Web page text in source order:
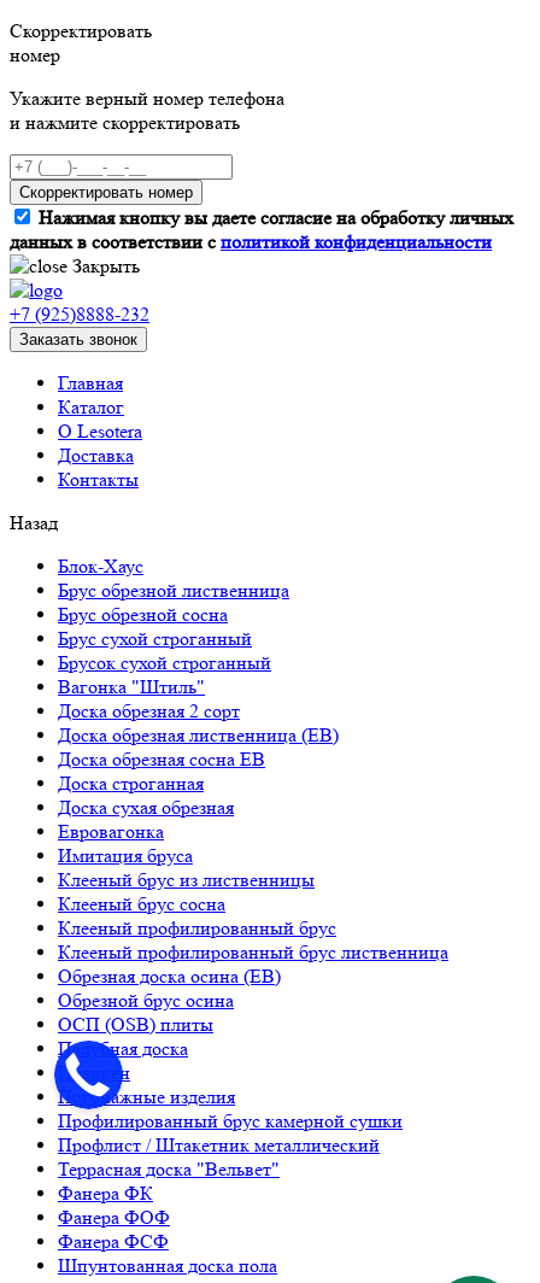
Скорректировать
номер
Укажите верный номер телефона
и нажмите скорректировать
Скорректировать номер
Нажимая кнопку вы даете согласие на обработку личных
данных в соответствии сполитикой конфиденциальности
Закрыть
+7 (925)8888-232
Заказать звонок
Главная
Каталог
О Lesotera
Доставка
Контакты
Назад
Блок-Хаус
Брус обрезной лиственница
Брус обрезной сосна
Брус сухой строганный
Брусок сухой строганный
Вагонка "Штиль"
Доска обрезная 2 сорт
Доска обрезная лиственница (ЕВ)
Доска обрезная сосна ЕВ
Доска строганная
Доска сухая обрезная
Евровагонка
Имитация бруса
Клееный брус из лиственницы
Клееный брус сосна
Клееный профилированный брус
Клееный профилированный брус лиственница
Обрезная доска осина (ЕВ)
Обрезной брус осина
ОСП (OSB) плиты
Палубная доска
Планкен
Погонажные изделия
Профилированный брус камерной сушки
Профлист / Штакетник металлический
Террасная доска "Вельвет"
Фанера ФК
Фанера ФОФ
Фанера ФСФ
Шпунтованная доска пола